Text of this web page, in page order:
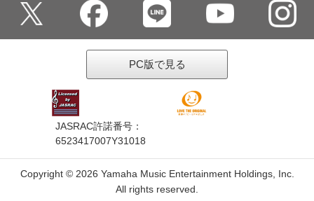
PC版で見る
JASRAC許諾番号：
6523417007Y31018
Copyright © 2026 Yamaha Music Entertainment Holdings, Inc.
All rights reserved.